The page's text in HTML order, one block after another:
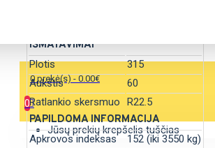
0 prekė(s) - 0.00€
0
Jūsų prekių krepšelis tuščias
IŠMATAVIMAI
Plotis
315
Aukštis
60
Ratlankio skersmuo
R22.5
PAPILDOMA INFORMACIJA
Apkrovos indeksas
152 (iki 3550 kg)